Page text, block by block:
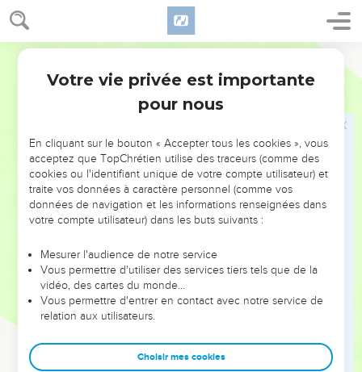
Genèse 38
faire mépriser. Voici, j'ai envoyé ce chevreau ; et tu ne l'as
point trouvée.
Or, il arriva qu'environ trois mois après on fit rapport à
Juda, en disant : Tamar, ta belle-fille, s'est prostituée, et
même la voilà enceinte par suite de sa prostitution. Et Juda
dit : Faites-la sortir, et qu'elle soit brûlée.
Comme on la faisait sortir, elle envoya dire à son beau-
père : Je suis enceinte de l'homme à qui ces choses
appartiennent. Et elle dit : Reconnais, je te prie, à qui sont ce
cachet, ces cordons et ce bâton.
Alors Juda les reconnut, et dit : Elle est plus juste que moi,
connut plus.
Et à l'époque où elle devait accoucher, il se trouva qu'il y
avait des jumeaux dans son sein ;
28
sage-femme la prit et y lia un fil écarlate, en disant : Celui-ci
est sorti le premier.
Votre vie privée est importante
pour nous
En cliquant sur le bouton « Accepter tous les cookies », vous
acceptez que TopChrétien utilise des traceurs (comme des
cookies ou l'identifiant unique de votre compte utilisateur) et
traite vos données à caractère personnel (comme vos
données de navigation et les informations renseignées dans
votre compte utilisateur) dans les buts suivants :
Mesurer l'audience de notre service
Vous permettre d'utiliser des services tiers tels que de la
vidéo, des cartes du monde…
Vous permettre d'entrer en contact avec notre service de
relation aux utilisateurs.
Choisir mes cookies